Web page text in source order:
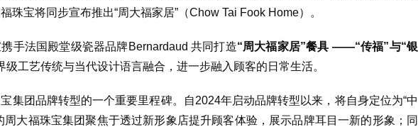
珠宝将同步宣布推出“周大福家居”（Chow Tai Fook Home）。
携手法国殿堂级瓷器品牌Bernardaud 共同打造“周大福家居”餐具 ——“传福”与“银
级工艺传统与当代设计语言融合，进一步融入顾客的日常生活。
集团品牌转型的一个重要里程碑。 自2024年启动品牌转型以来， 将自身定位为“中
周大福珠宝集团聚焦于透过新形象店提升顾客体验，展示品牌耳目一新的形象；同